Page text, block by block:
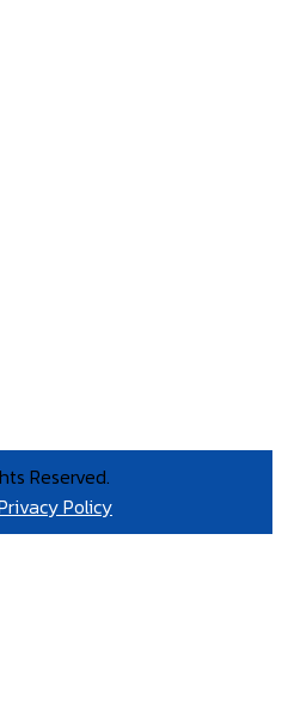
Reserved.
Policy